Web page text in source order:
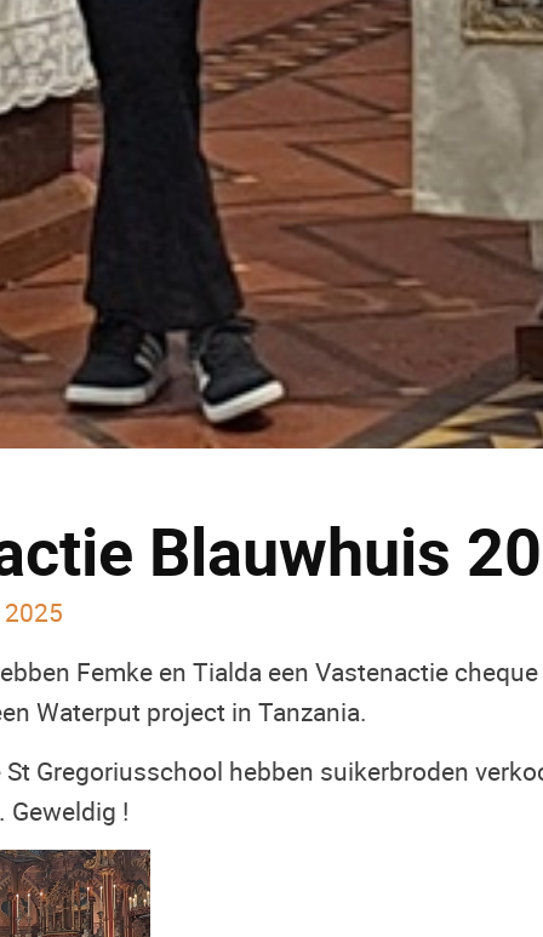
Blauwhuis
Femke en Tialda een Vastenactie
Waterput project in Tanzania.
St Gregoriusschool hebben suikerbroden
!